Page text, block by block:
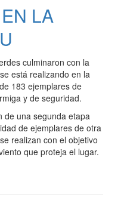
LA
culminaron con la
está realizando en la
183 ejemplares de
y de seguridad.
de una segunda etapa
de ejemplares de otra
realizan con el objetivo
que proteja el lugar.